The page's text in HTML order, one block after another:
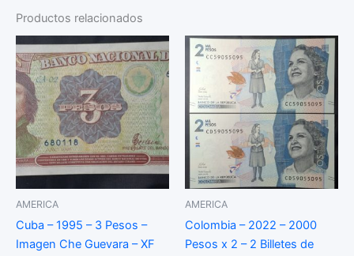
2000
-
Unc
cantidad
Productos relacionados
AMERICA
Cuba – 1995 – 3 Pesos –
Imagen Che Guevara – XF
AMERICA
Colombia – 2022 – 2000
Pesos x 2 – 2 Billetes de